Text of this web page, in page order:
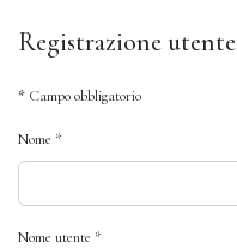
Registrazione utente
* Campo obbligatorio
Nome *
Nome utente *